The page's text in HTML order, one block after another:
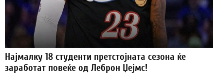
Најмалку 18 студенти претстојната сезона ќе
заработат повеќе од Леброн Џејмс!